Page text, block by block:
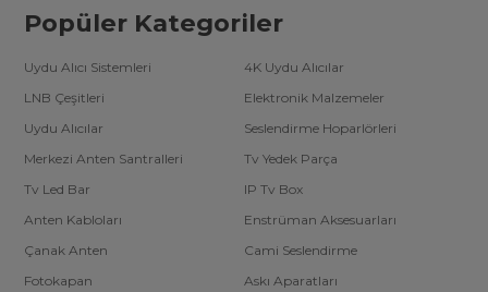
Popüler Kategoriler
Uydu Alıcı Sistemleri
4K Uydu Alıcılar
LNB Çeşitleri
Elektronik Malzemeler
Uydu Alıcılar
Seslendirme Hoparlörleri
Merkezi Anten Santralleri
Tv Yedek Parça
Tv Led Bar
IP Tv Box
Anten Kabloları
Enstrüman Aksesuarları
Çanak Anten
Cami Seslendirme
Fotokapan
Askı Aparatları